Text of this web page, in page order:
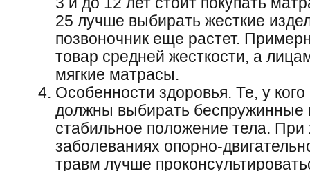
25 лучше выбирать жесткие
позвоночник еще растет.
товар средней жесткости, а
мягкие матрасы.
Особенности здоровья. Те, у
должны выбирать беспружинные
стабильное положение тела. При
заболеваниях опорно-
травм лучше